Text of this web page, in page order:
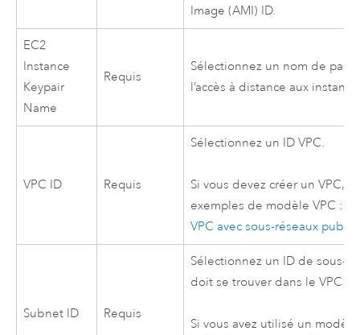
Image (AMI) ID.
EC2
Instance
Keypair
Name
Requis
Sélectionnez un nom de
l’accès à distance aux
VPC ID Requis
Sélectionnez un IDVPC.
Si vous devez créer unVPC,
exemples de modèleVPC :
VPC avec sous-réseaux
Subnet ID Requis
Sélectionnez un ID de sous-
doit se trouver dans leVPC
Si vous avez utilisé un